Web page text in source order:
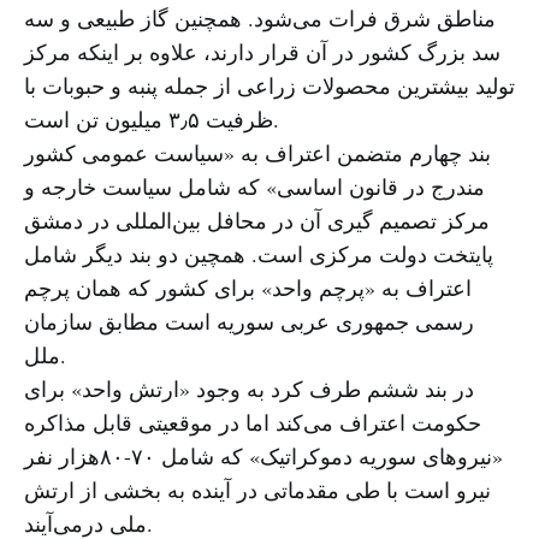
مناطق شرق فرات می‌شود. همچنین گاز طبیعی و سه
سد بزرگ کشور در آن قرار دارند، علاوه بر اینکه مرکز
تولید بیشترین محصولات زراعی از جمله پنبه و حبوبات با
ظرفیت ۳٫۵ میلیون تن است.
بند چهارم متضمن اعتراف به «سیاست عمومی کشور
مندرج در قانون اساسی» که شامل سیاست خارجه و
مرکز تصمیم گیری آن در محافل بین‌المللی در دمشق
پایتخت دولت مرکزی است. همچین دو بند دیگر شامل
اعتراف به «پرچم واحد» برای کشور که همان پرچم
رسمی جمهوری عربی سوریه است مطابق سازمان
ملل.
در بند ششم طرف کرد به وجود «ارتش واحد» برای
حکومت اعتراف می‌کند اما در موقعیتی قابل مذاکره
«نیروهای سوریه دموکراتیک» که شامل ۷۰-۸۰هزار نفر
نیرو است با طی مقدماتی در آینده به بخشی از ارتش
ملی درمی‌آیند.